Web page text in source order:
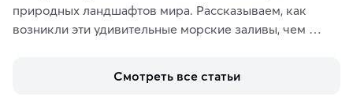
природных ландшафтов мира. Рассказываем, как
возникли эти удивительные морские заливы, чем
включить в маршрут по Норвегии.
Смотреть все статьи